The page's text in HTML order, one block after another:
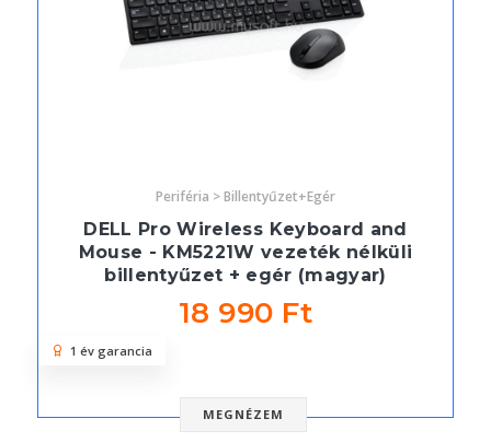
Periféria > Billentyűzet+Egér
DELL Pro Wireless Keyboard and
Mouse - KM5221W vezeték nélküli
billentyűzet + egér (magyar)
18 990 Ft
MEGNÉZEM
1 év garancia